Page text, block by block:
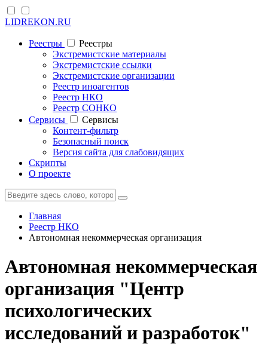
LIDREKON.RU
Реестры
Реестры
Экстремистские материалы
Экстремистские ссылки
Экстремистские организации
Реестр иноагентов
Реестр НКО
Реестр СОНКО
Cервисы
Cервисы
Контент-фильтр
Безопасный поиск
Версия сайта для слабовидящих
Скрипты
О проекте
Главная
Реестр НКО
Автономная некоммерческая организация
Автономная некоммерческая
организация "Центр
психологических
исследований и разработок"